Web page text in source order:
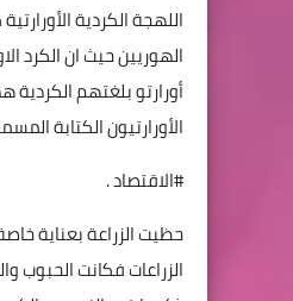
اللهجة الكردية
الهوريين حيث ان الكرد
أورارتو بلغتهم
الأورارتيون الكتابة
#الاقتصاد .
حظيت الزراعة بعناية
الزراعات فكانت الحبوب